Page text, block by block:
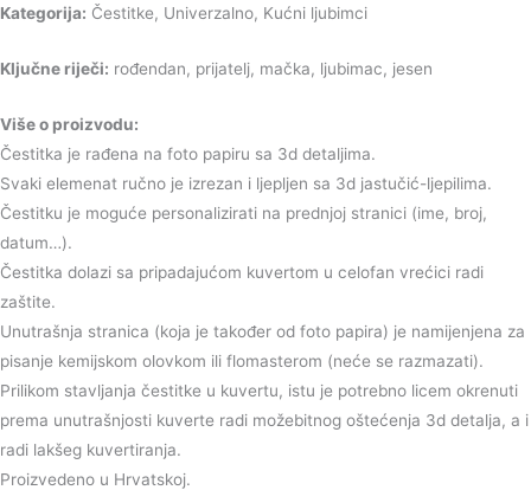
Kategorija: Čestitke, Univerzalno, Kućni ljubimci
Ključne riječi: rođendan, prijatelj, mačka, ljubimac, jesen
Više o proizvodu:
Čestitka je rađena na foto papiru sa 3d detaljima.
Svaki elemenat ručno je izrezan i ljepljen sa 3d jastučić-ljepilima.
Čestitku je moguće personalizirati na prednjoj stranici (ime, broj,
datum…).
Čestitka dolazi sa pripadajućom kuvertom u celofan vrećici radi
zaštite.
Unutrašnja stranica (koja je također od foto papira) je namijenjena za
pisanje kemijskom olovkom ili flomasterom (neće se razmazati).
Prilikom stavljanja čestitke u kuvertu, istu je potrebno licem okrenuti
prema unutrašnjosti kuverte radi možebitnog oštećenja 3d detalja, a i
radi lakšeg kuvertiranja.
Proizvedeno u Hrvatskoj.